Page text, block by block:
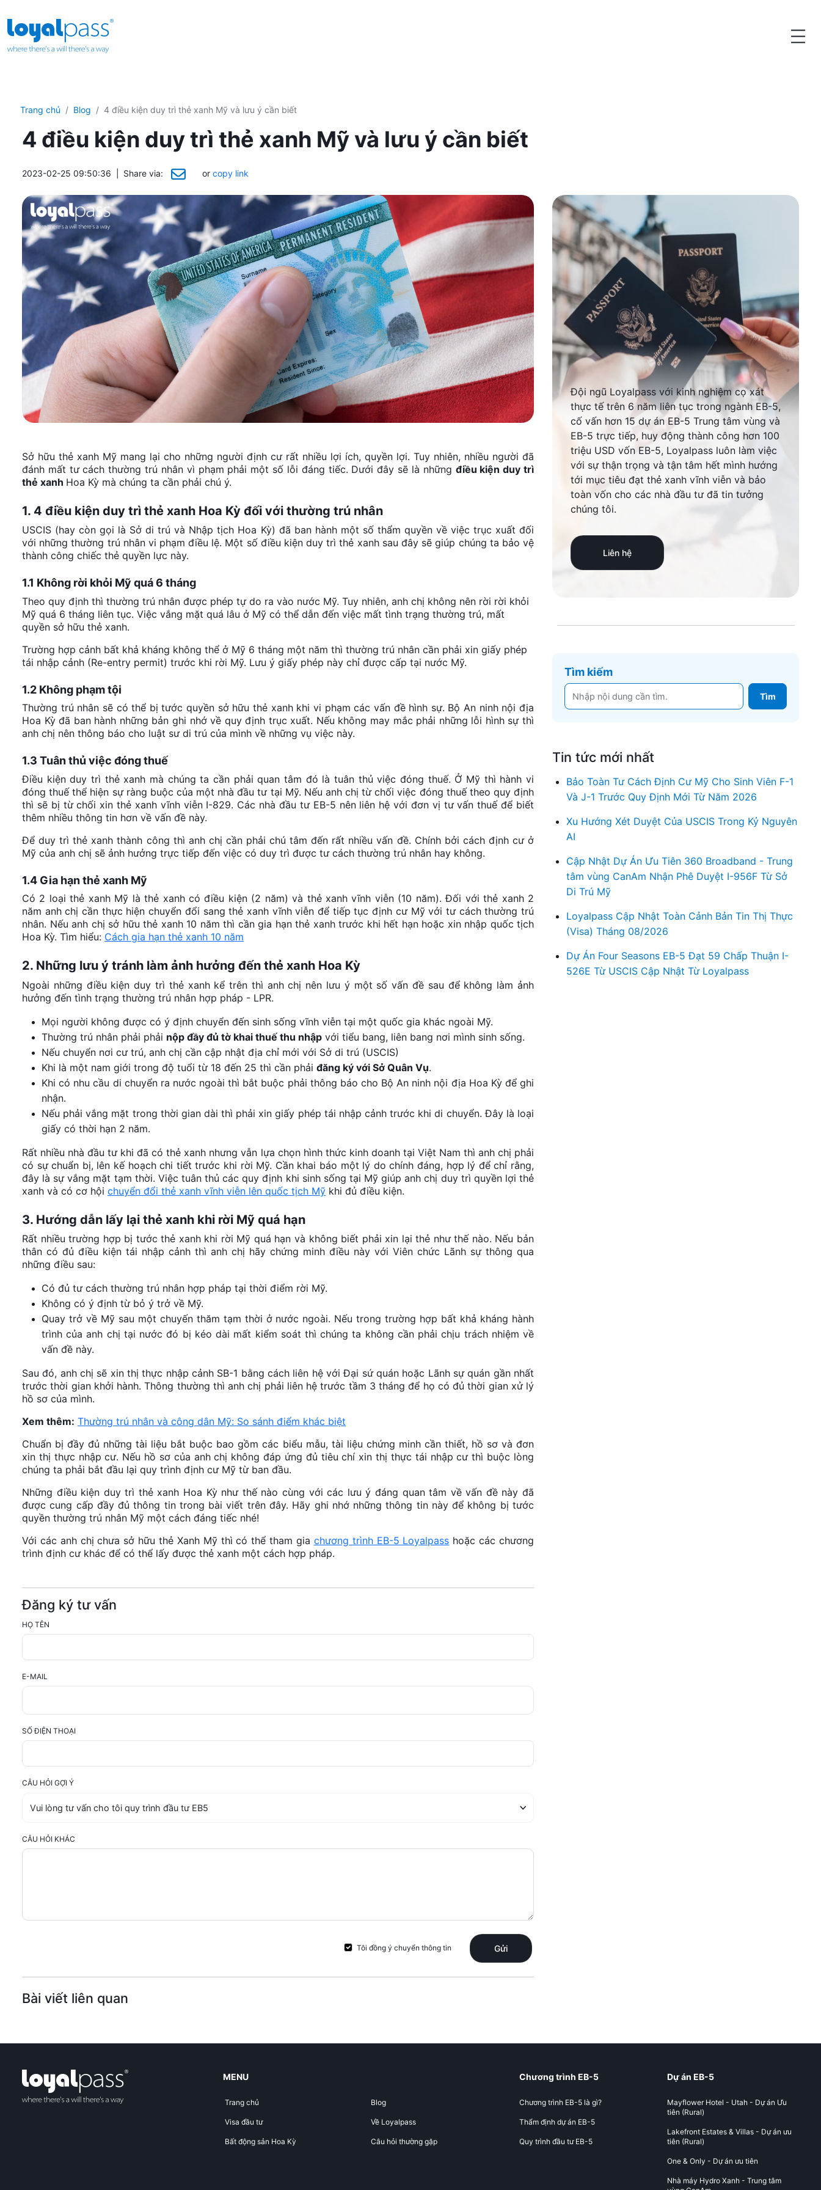
Trang chủ Blog 4 điều kiện duy trì thẻ xanh Mỹ và lưu ý cần biết
4 điều kiện duy trì thẻ xanh Mỹ và lưu ý cần biết
2023-02-25 09:50:36 Share via: or copy link
Sở hữu thẻ xanh Mỹ mang lại cho những người định cư rất nhiều lợi ích, quyền lợi. Tuy nhiên, nhiều người đã
đánh mất tư cách thường trú nhân vì phạm phải một số lỗi đáng tiếc. Dưới đây sẽ là những điều kiện duy trì
thẻ xanh Hoa Kỳ mà chúng ta cần phải chú ý.
1. 4 điều kiện duy trì thẻ xanh Hoa Kỳ đối với thường trú nhân
USCIS (hay còn gọi là Sở di trú và Nhập tịch Hoa Kỳ) đã ban hành một số thẩm quyền về việc trục xuất đối
với những thường trú nhân vi phạm điều lệ. Một số điều kiện duy trì thẻ xanh sau đây sẽ giúp chúng ta bảo vệ
thành công chiếc thẻ quyền lực này.
1.1 Không rời khỏi Mỹ quá 6 tháng
Theo quy định thì thường trú nhân được phép tự do ra vào nước Mỹ. Tuy nhiên, anh chị không nên rời rời khỏi
Mỹ quá 6 tháng liên tục. Việc vắng mặt quá lâu ở Mỹ có thể dẫn đến việc mất tình trạng thường trú, mất
quyền sở hữu thẻ xanh.
Trường hợp cảnh bất khả kháng không thể ở Mỹ 6 tháng một năm thì thường trú nhân cần phải xin giấy phép
tái nhập cảnh (Re-entry permit) trước khi rời Mỹ. Lưu ý giấy phép này chỉ được cấp tại nước Mỹ.
1.2 Không phạm tội
Thường trú nhân sẽ có thể bị tước quyền sở hữu thẻ xanh khi vi phạm các vấn đề hình sự. Bộ An ninh nội địa
Hoa Kỳ đã ban hành những bản ghi nhớ về quy định trục xuất. Nếu không may mắc phải những lỗi hình sự thì
anh chị nên thông báo cho luật sư di trú của mình về những vụ việc này.
1.3 Tuân thủ việc đóng thuế
Điều kiện duy trì thẻ xanh mà chúng ta cần phải quan tâm đó là tuân thủ việc đóng thuế. Ở Mỹ thì hành vi
đóng thuế thể hiện sự ràng buộc của một nhà đầu tư tại Mỹ. Nếu anh chị từ chối việc đóng thuế theo quy định
thì sẽ bị từ chối xin thẻ xanh vĩnh viễn I-829. Các nhà đầu tư EB-5 nên liên hệ với đơn vị tư vấn thuế để biết
thêm nhiều thông tin hơn về vấn đề này.
Để duy trì thẻ xanh thành công thì anh chị cần phải chú tâm đến rất nhiều vấn đề. Chính bởi cách định cư ở
Mỹ của anh chị sẽ ảnh hưởng trực tiếp đến việc có duy trì được tư cách thường trú nhân hay không.
1.4 Gia hạn thẻ xanh Mỹ
Có 2 loại thẻ xanh Mỹ là thẻ xanh có điều kiện (2 năm) và thẻ xanh vĩnh viễn (10 năm). Đối với thẻ xanh 2
năm anh chị cần thực hiện chuyển đổi sang thẻ xanh vĩnh viễn để tiếp tục định cư Mỹ với tư cách thường trú
nhân. Nếu anh chị sở hữu thẻ xanh 10 năm thì cần gia hạn thẻ xanh trước khi hết hạn hoặc xin nhập quốc tịch
Hoa Kỳ. Tìm hiểu: Cách gia hạn thẻ xanh 10 năm
2. Những lưu ý tránh làm ảnh hưởng đến thẻ xanh Hoa Kỳ
Ngoài những điều kiện duy trì thẻ xanh kể trên thì anh chị nên lưu ý một số vấn đề sau để không làm ảnh
hưởng đến tình trạng thường trú nhân hợp pháp - LPR.
Mọi người không được có ý định chuyển đến sinh sống vĩnh viễn tại một quốc gia khác ngoài Mỹ.
Thường trú nhân phải phải nộp đầy đủ tờ khai thuế thu nhập với tiểu bang, liên bang nơi mình sinh sống.
Nếu chuyển nơi cư trú, anh chị cần cập nhật địa chỉ mới với Sở di trú (USCIS)
Khi là một nam giới trong độ tuổi từ 18 đến 25 thì cần phải đăng ký với Sở Quân Vụ.
Khi có nhu cầu di chuyển ra nước ngoài thì bắt buộc phải thông báo cho Bộ An ninh nội địa Hoa Kỳ để ghi
nhận.
Nếu phải vắng mặt trong thời gian dài thì phải xin giấy phép tái nhập cảnh trước khi di chuyển. Đây là loại
giấy có thời hạn 2 năm.
Rất nhiều nhà đầu tư khi đã có thẻ xanh nhưng vẫn lựa chọn hình thức kinh doanh tại Việt Nam thì anh chị phải
có sự chuẩn bị, lên kế hoạch chi tiết trước khi rời Mỹ. Cần khai báo một lý do chính đáng, hợp lý để chỉ rằng,
đây là sự vắng mặt tạm thời. Việc tuân thủ các quy định khi sinh sống tại Mỹ giúp anh chị duy trì quyền lợi thẻ
xanh và có cơ hội chuyển đổi thẻ xanh vĩnh viễn lên quốc tịch Mỹ khi đủ điều kiện.
3. Hướng dẫn lấy lại thẻ xanh khi rời Mỹ quá hạn
Rất nhiều trường hợp bị tước thẻ xanh khi rời Mỹ quá hạn và không biết phải xin lại thẻ như thế nào. Nếu bản
thân có đủ điều kiện tái nhập cảnh thì anh chị hãy chứng minh điều này với Viên chức Lãnh sự thông qua
những điều sau:
Có đủ tư cách thường trú nhân hợp pháp tại thời điểm rời Mỹ.
Không có ý định từ bỏ ý trở về Mỹ.
Quay trở về Mỹ sau một chuyến thăm tạm thời ở nước ngoài. Nếu trong trường hợp bất khả kháng hành
trình của anh chị tại nước đó bị kéo dài mất kiểm soát thì chúng ta không cần phải chịu trách nhiệm về
vấn đề này.
Sau đó, anh chị sẽ xin thị thực nhập cảnh SB-1 bằng cách liên hệ với Đại sứ quán hoặc Lãnh sự quán gần nhất
trước thời gian khởi hành. Thông thường thì anh chị phải liên hệ trước tầm 3 tháng để họ có đủ thời gian xử lý
hồ sơ của mình.
Xem thêm: Thường trú nhân và công dân Mỹ: So sánh điểm khác biệt
Chuẩn bị đầy đủ những tài liệu bắt buộc bao gồm các biểu mẫu, tài liệu chứng minh cần thiết, hồ sơ và đơn
xin thị thực nhập cư. Nếu hồ sơ của anh chị không đáp ứng đủ tiêu chí xin thị thực tái nhập cư thì buộc lòng
chúng ta phải bắt đầu lại quy trình định cư Mỹ từ ban đầu.
Những điều kiện duy trì thẻ xanh Hoa Kỳ như thế nào cùng với các lưu ý đáng quan tâm về vấn đề này đã
được cung cấp đầy đủ thông tin trong bài viết trên đây. Hãy ghi nhớ những thông tin này để không bị tước
quyền thường trú nhân Mỹ một cách đáng tiếc nhé!
Với các anh chị chưa sở hữu thẻ Xanh Mỹ thì có thể tham gia chương trình EB-5 Loyalpass hoặc các chương
trình định cư khác để có thể lấy được thẻ xanh một cách hợp pháp.
Đăng ký tư vấn
HỌ TÊN
E-MAIL
SỐ ĐIỆN THOẠI
CÂU HỎI GỢI Ý
CÂU HỎI KHÁC
Tôi đồng ý chuyển thông tin Gửi
Bài viết liên quan
Đội ngũ Loyalpass với kinh nghiệm cọ xát
thực tế trên 6 năm liên tục trong ngành EB-5,
cố vấn hơn 15 dự án EB-5 Trung tâm vùng và
EB-5 trực tiếp, huy động thành công hơn 100
triệu USD vốn EB-5, Loyalpass luôn làm việc
với sự thận trọng và tận tâm hết mình hướng
tới mục tiêu đạt thẻ xanh vĩnh viễn và bảo
toàn vốn cho các nhà đầu tư đã tin tưởng
chúng tôi.
Liên hệ
Tìm kiếm
Tin tức mới nhất
Bảo Toàn Tư Cách Định Cư Mỹ Cho Sinh Viên F-1
Và J-1 Trước Quy Định Mới Từ Năm 2026
Xu Hướng Xét Duyệt Của USCIS Trong Kỷ Nguyên
AI
Cập Nhật Dự Án Ưu Tiên 360 Broadband - Trung
tâm vùng CanAm Nhận Phê Duyệt I-956F Từ Sở
Di Trú Mỹ
Loyalpass Cập Nhật Toàn Cảnh Bản Tin Thị Thực
(Visa) Tháng 08/2026
Dự Án Four Seasons EB-5 Đạt 59 Chấp Thuận I-
526E Từ USCIS Cập Nhật Từ Loyalpass
MENU
Trang chủ
Visa đầu tư
Bất động sản Hoa Kỳ
Blog
Về Loyalpass
Câu hỏi thường gặp
Chương trình EB-5
Chương trình EB-5 là gì?
Thẩm định dự án EB-5
Quy trình đầu tư EB-5
Dự án EB-5
Mayflower Hotel - Utah - Dự án Ưu
tiên (Rural)
Lakefront Estates & Villas - Dự án ưu
tiên (Rural)
One & Only - Dự án ưu tiên
Nhà máy Hydro Xanh - Trung tâm